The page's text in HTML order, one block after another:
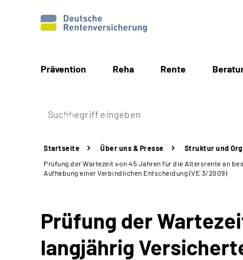
Prävention Reha Rente
Startseite Über uns & Presse Struktur und
Prüfung der Wartezeit von 45 Jahren für die Altersrente an
Aufhebung einer Verbindlichen Entscheidung (VE 3/2009)
Prüfung der
langjährig